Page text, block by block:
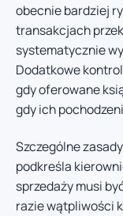
obecnie bardziej
transakcjach
systematycznie
Dodatkowe
gdy oferowane
gdy ich
Szczególne
podkreśla
sprzedaży musi
razie wątpliwości